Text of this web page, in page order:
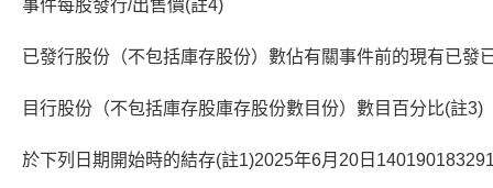
事件每股發行/出售價(註4)
已發行股份（不包括庫存股份）數佔有關事件前的現有已發
目行股份（不包括庫存股庫存股份數目份）數目百分比(註3)
於下列日期開始時的結存(註1)2025年6月20日